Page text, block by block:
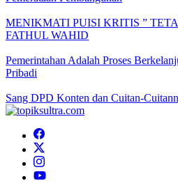
MENIKMATI PUISI KRITIS ”
FATHUL WAHID
Pemerintahan Adalah Proses
Pribadi
Sang DPD Konten dan Cuitan-